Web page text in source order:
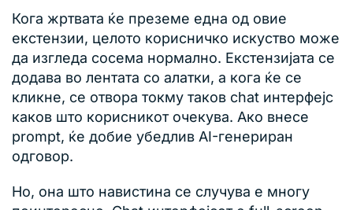
Кога жртвата ќе преземе една од овие
екстензии, целото корисничко искуство може
да изгледа сосема нормално. Екстензијата се
додава во лентата со алатки, а кога ќе се
кликне, се отвора токму таков chat интерфејс
каков што корисникот очекува. Ако внесе
prompt, ќе добие убедлив AI-генериран
одговор.
Но, она што навистина се случува е многу